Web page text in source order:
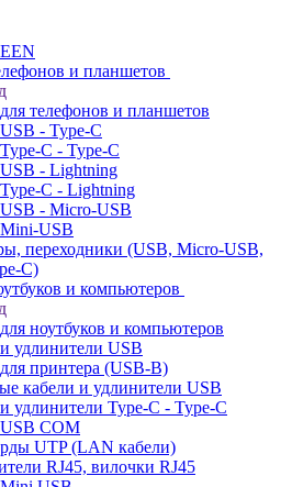
и планшетов
телефонов и планшетов
- Type-C
C - Type-C
- Lightning
C - Lightning
- Micro-USB
USB
переходники (USB, Micro-USB,
C)
и компьютеров
ноутбуков и компьютеров
удлинители USB
принтера (USB-B)
кабели и удлинители USB
удлинители Type-C - Type-C
COM
UTP (LAN кабели)
RJ45, вилочки RJ45